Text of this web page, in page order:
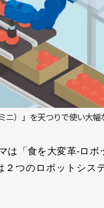
ニ）」を天つりで使い大幅
は「食を大変革‐ロボ
２つのロボットシス